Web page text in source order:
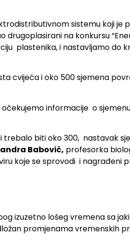
sistemu koji je
drugoplasirani na konkursu
plastenika, i nastavljamo do
cvijeća i oko 500 sjemena
informacije o
trebalo biti oko 300, nastavak
Babović, profesorka
koje se sprovodi i nagrađeni
izuzetno lošeg vremena sa
promjenama vremenskih